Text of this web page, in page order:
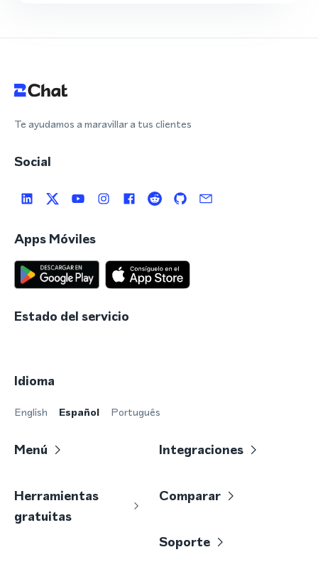
Te ayudamos a maravillar a tus clientes
Social
Apps Móviles
Estado del servicio
Idioma
English Español Português
Menú Integraciones
Herramientas
gratuitas
Comparar
Soporte